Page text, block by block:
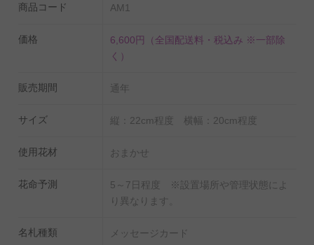
商品コード AM1
価格 6,600円
（全国配送料・税込み ※一部除
く）
販売期間 通年
サイズ 縦：22cm程度 横幅：20cm程度
使用花材 おまかせ
花命予測
5～7日程度 ※設置場所や管理状態によ
り異なります。
名札種類 メッセージカード